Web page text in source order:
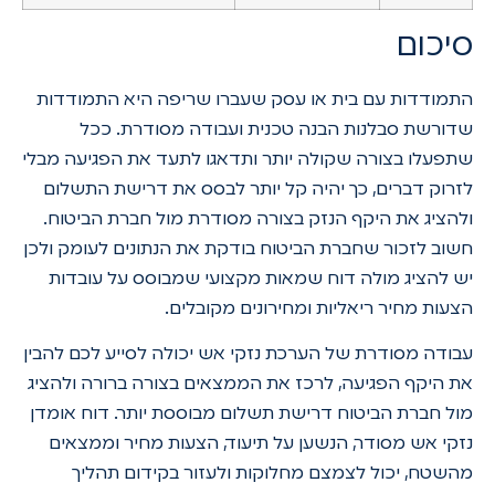
סיכום
התמודדות עם בית או עסק שעברו שריפה היא התמודדות
שדורשת סבלנות הבנה טכנית ועבודה מסודרת. ככל
שתפעלו בצורה שקולה יותר ותדאגו לתעד את הפגיעה מבלי
לזרוק דברים, כך יהיה קל יותר לבסס את דרישת התשלום
ולהציג את היקף הנזק בצורה מסודרת מול חברת הביטוח.
חשוב לזכור שחברת הביטוח בודקת את הנתונים לעומק ולכן
יש להציג מולה דוח שמאות מקצועי שמבוסס על עובדות
הצעות מחיר ריאליות ומחירונים מקובלים.
עבודה מסודרת של הערכת נזקי אש יכולה לסייע לכם להבין
את היקף הפגיעה, לרכז את הממצאים בצורה ברורה ולהציג
מול חברת הביטוח דרישת תשלום מבוססת יותר. דוח אומדן
נזקי אש מסודר, הנשען על תיעוד, הצעות מחיר וממצאים
מהשטח, יכול לצמצם מחלוקות ולעזור בקידום תהליך